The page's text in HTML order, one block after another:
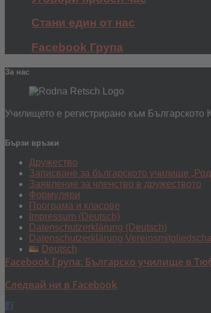
Стани един от нас
Facebook Група
За нас
Училището е регистрирано към Българското
Бързи връзки
Дружество
Записване за българското училище
Заявление за членство в дружеството
Формуляри
Програма и класове
Impressum (Deutsch)
Datenschutzerklärung (Deutsch)
Datenschutzerklärung
Deutsch
Facebook Група: Българско училище в
Следвай ни в Facebook